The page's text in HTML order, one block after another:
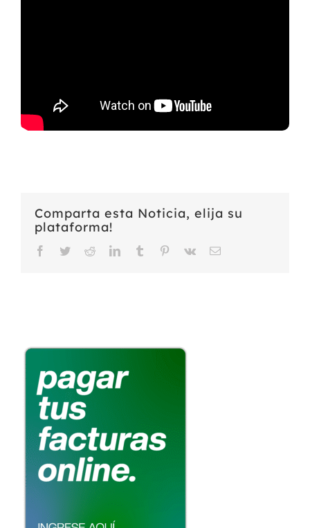
Comparta esta Noticia, elija su
plataforma!
Facebook
TwitterRedditLinkedInTumblr Pinterest
Vk Email